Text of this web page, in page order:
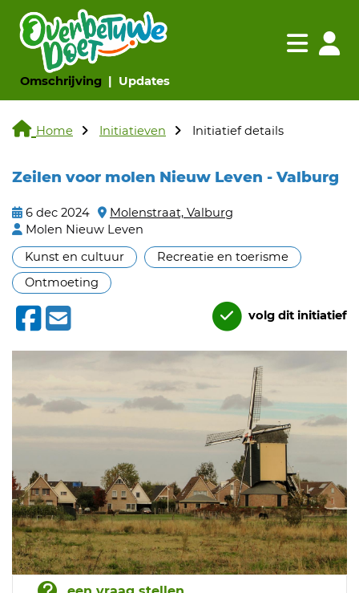
Omschrijving(huidige pagina)
Updates(huidige pagina)
Navigatie
Home Initiatieven Initiatief details
Zeilen voor molen Nieuw Leven - Valburg
6 dec 2024
Molenstraat, Valburg
Molen Nieuw Leven
Kunst en cultuur
Recreatie en toerisme
Ontmoeting
volg dit initiatief